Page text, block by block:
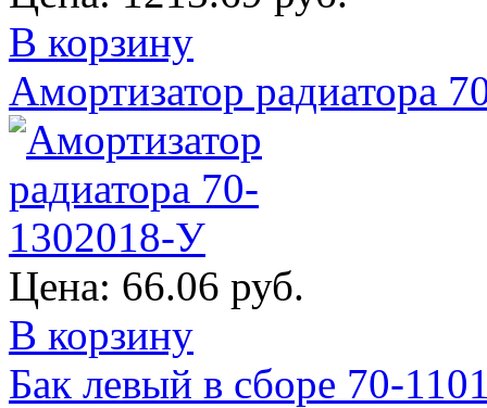
В корзину
Амортизатор радиатора
Цена: 66.06 руб.
В корзину
Бак левый в сборе 70-